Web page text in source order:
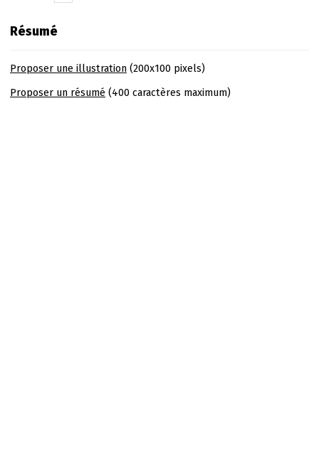
Résumé
Proposer une illustration(200x100 pixels)
Proposer un résumé (400 caractères maximum)